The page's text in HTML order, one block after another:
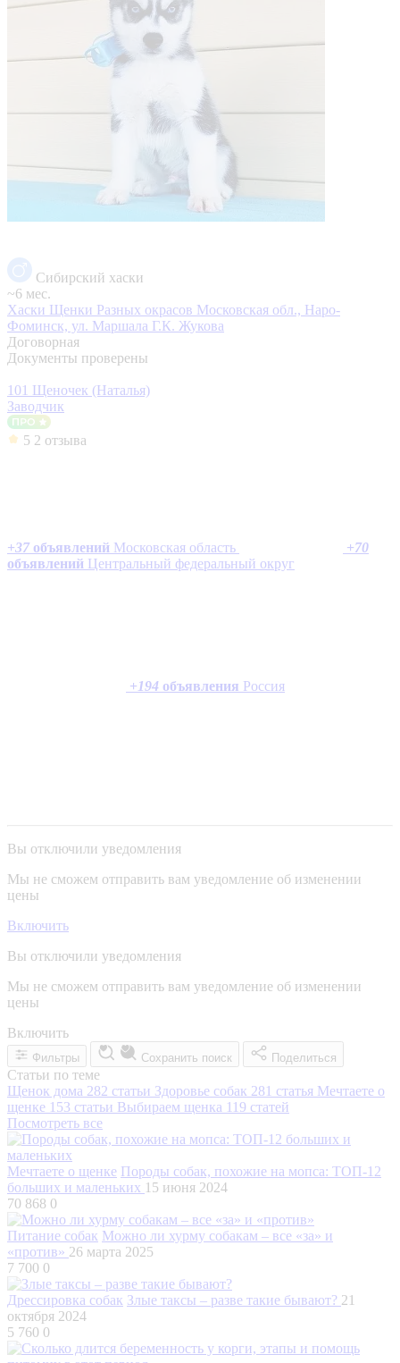
Сибирский хаски
~6 мес.
Хаски Щенки Разных окрасов Московская обл., Наро-
Фоминск, ул. Маршала Г.К. Жукова
Договорная
Документы проверены
101 Щеночек (Наталья)
Заводчик
5 2 отзыва
+37 объявлений Московская область +70
объявлений Центральный федеральный округ
+194 объявления Россия
Вы отключили уведомления
Мы не сможем отправить вам уведомление об изменении
цены
Включить
Вы отключили уведомления
Мы не сможем отправить вам уведомление об изменении
цены
Включить
Фильтры Сохранить поиск Поделиться
Статьи по теме
Щенок дома 282 статьи Здоровье собак 281 статья Мечтаете о
щенке 153 статьи Выбираем щенка 119 статей
Посмотреть все
Мечтаете о щенке Породы собак, похожие на мопса: ТОП-12
больших и маленьких 15 июня 2024
70 868 0
Питание собак Можно ли хурму собакам – все «за» и
«против» 26 марта 2025
7 700 0
Дрессировка собак Злые таксы – разве такие бывают? 21
октября 2024
5 760 0